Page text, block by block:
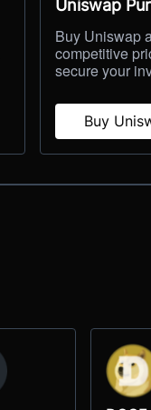
Uniswap
Buy Uniswap
competitive
secure your
Buy